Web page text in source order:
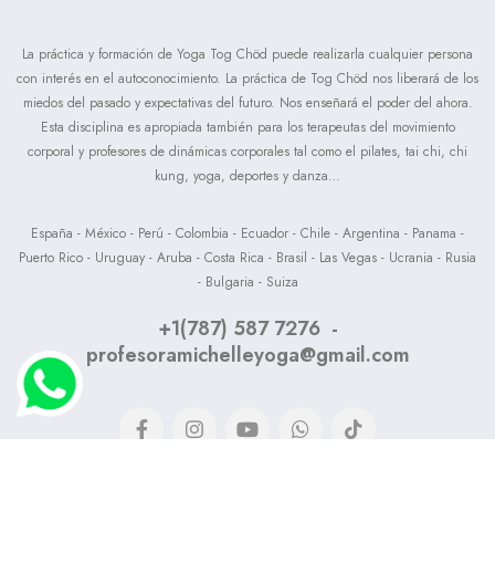
La práctica y formación de Yoga Tog Chöd puede realizarla cualquier persona
con interés en el autoconocimiento. La práctica de Tog Chöd nos liberará de los
miedos del pasado y expectativas del futuro. Nos enseñará el poder del ahora.
Esta disciplina es apropiada también para los terapeutas del movimiento
corporal y profesores de dinámicas corporales tal como el pilates, tai chi, chi
kung, yoga, deportes y danza…
España - México - Perú - Colombia - Ecuador - Chile - Argentina - Panama -
Puerto Rico - Uruguay - Aruba - Costa Rica - Brasil - Las Vegas - Ucrania - Rusia
- Bulgaria - Suiza
+1(787) 587 7276-
profesoramichelleyoga@gmail.com